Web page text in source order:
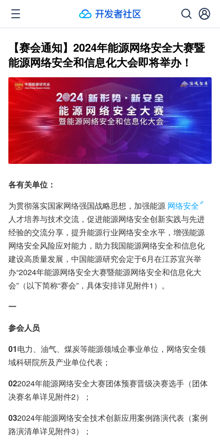
【赛会通知】2024年能源网络安全大赛暨
能源网络安全和信息化大会即将举办！
各有关单位：
为贯彻落实国家网络强国战略思想，加强能源 网络安全
人才培养与技术交流，促进能源网络安全创新实践与先进
经验的交流分享，提升能源行业网络安全水平，增强能源
网络安全风险应对能力，助力我国能源网络安全和信息化
建设高质量发展，中国能源研究会定于6月在江苏宜兴举
办“2024年能源网络安全大赛暨能源网络安全和信息化大
会”（以下简称“赛会”，具体安排详见附件1）。
一
参会人员
01电力、油气、煤炭等能源领域企事业单位，网络安全领
域科研院所及产业单位代表；
022024年能源网络安全大赛团体预赛晋级决赛选手（团体
决赛名单详见附件2）；
032024年能源网络安全技术创新应用案例路演代表（案例
路演清单详见附件3）；